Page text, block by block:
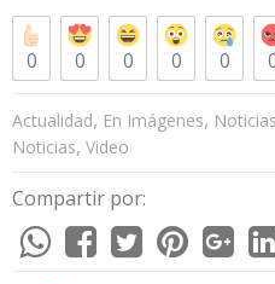
0 0 0 0 0
Actualidad, En Imágenes, Noticias
Noticias, Video
Compartir por: